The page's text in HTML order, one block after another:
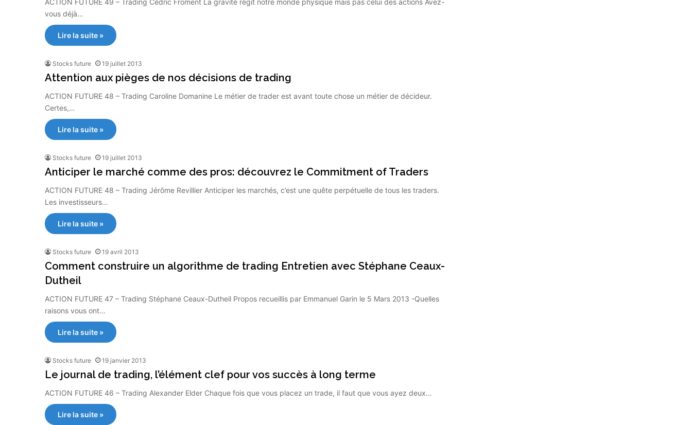
ACTION FUTURE 49 – Trading Cédric Froment La gravité régit notre monde physique mais pas celui des actions Avez-
vous déjà…
Lire la suite »
Stocks future 19 juillet 2013
Attention aux pièges de nos décisions de trading
ACTION FUTURE 48 – Trading Caroline Domanine Le métier de trader est avant toute chose un métier de décideur.
Certes,…
Lire la suite »
Stocks future 19 juillet 2013
Anticiper le marché comme des pros: découvrez le Commitment of Traders
ACTION FUTURE 48 – Trading Jérôme Revillier Anticiper les marchés, c’est une quête perpétuelle de tous les traders.
Les investisseurs…
Lire la suite »
Stocks future 19 avril 2013
Comment construire un algorithme de trading Entretien avec Stéphane Ceaux-
Dutheil
ACTION FUTURE 47 – Trading Stéphane Ceaux-Dutheil Propos recueillis par Emmanuel Garin le 5 Mars 2013 -Quelles
raisons vous ont…
Lire la suite »
Stocks future 19 janvier 2013
Le journal de trading, l’élément clef pour vos succès à long terme
ACTION FUTURE 46 – Trading Alexander Elder Chaque fois que vous placez un trade, il faut que vous ayez deux…
Lire la suite »